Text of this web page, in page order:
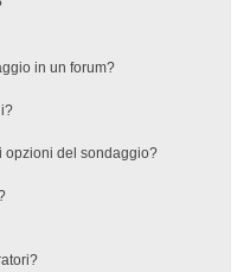
in un forum?
opzioni del sondaggio?